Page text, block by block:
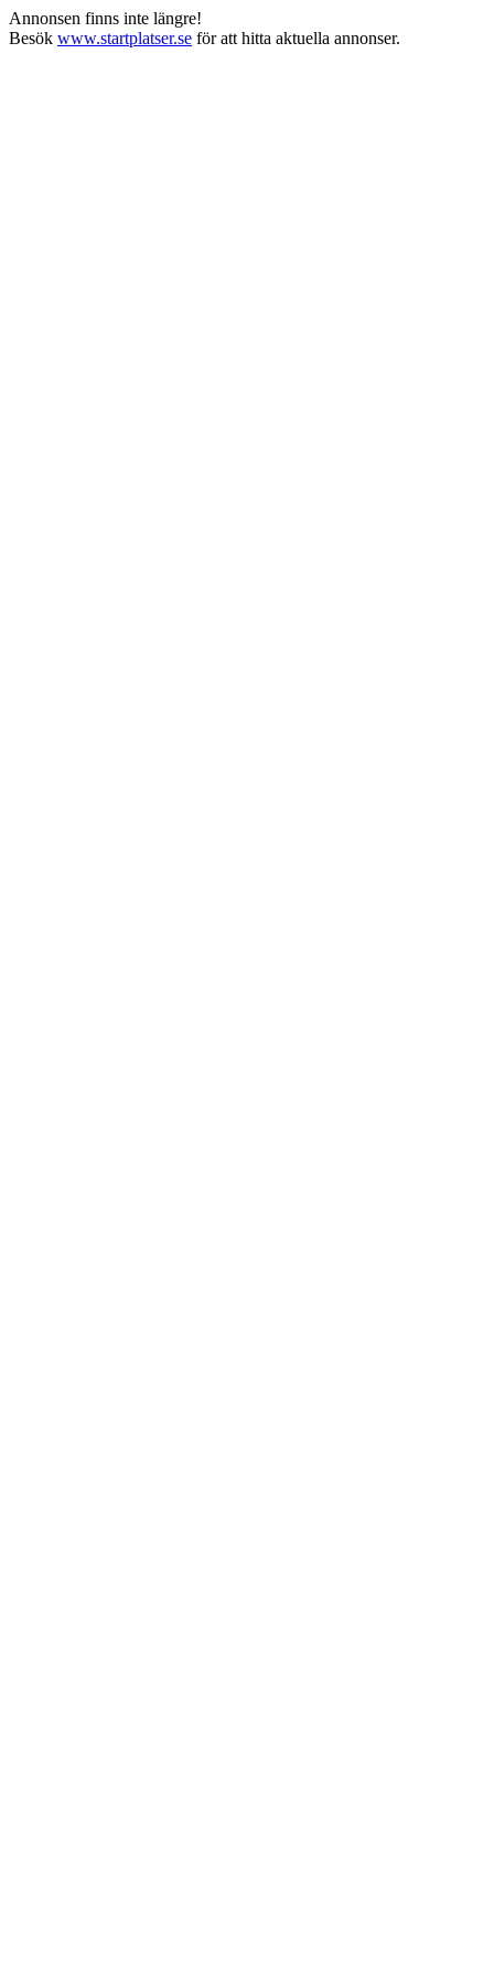
Annonsen finns inte längre!
Besök www.startplatser.se för att hitta aktuella annonser.